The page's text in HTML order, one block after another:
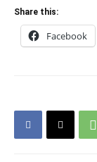
Share this:
Facebook